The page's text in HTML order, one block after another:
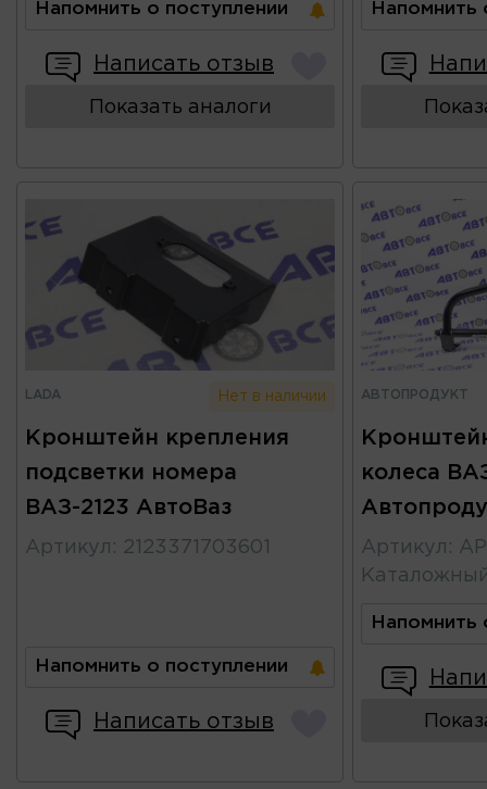
Напомнить о поступлении
Написать отзыв
Показать аналоги
Напомнить
LADA Нет в наличии
Кронштейн крепления
подсветки номера
ВАЗ-2123 АвтоВаз
Артикул : 2123371703601
Напомнить о поступлении
Написать отзыв
АВТОПРОДУКТ
колеса
Артикул :
Напомнить